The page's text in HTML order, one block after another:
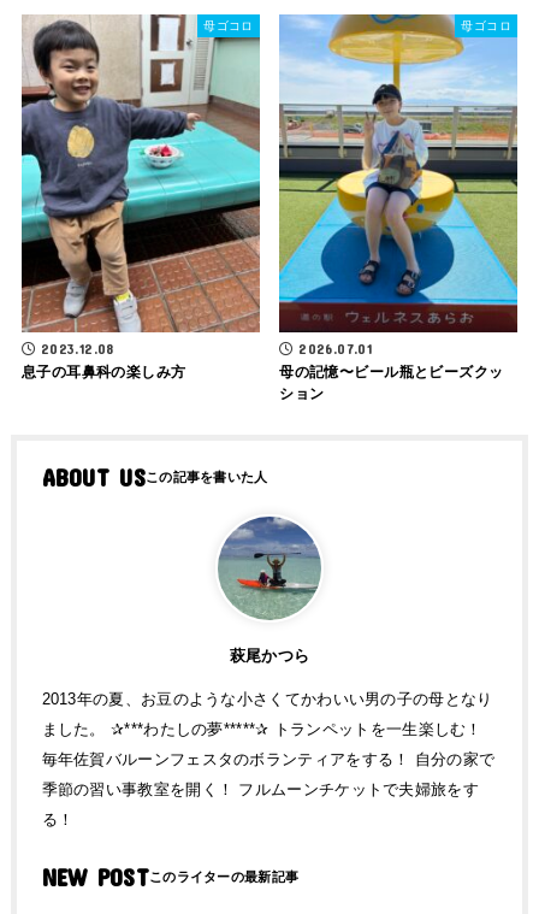
母ゴコロ
2023.12.08
息子の耳鼻科の楽しみ方
母ゴコロ
2026.07.01
母の記憶〜ビール瓶とビーズクッ
ション
ABOUT US
萩尾かつら
2013年の夏、お豆のような小さくてかわいい男の子の母となり
ました。 ✰***わたしの夢*****✰ トランペットを一生楽しむ！
毎年佐賀バルーンフェスタのボランティアをする！ 自分の家で
季節の習い事教室を開く！ フルムーンチケットで夫婦旅をす
る！
NEW POST